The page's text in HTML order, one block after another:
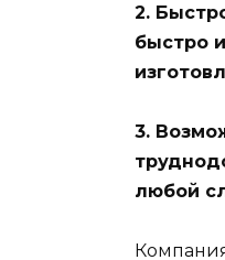
2.
быстро
3.
любой